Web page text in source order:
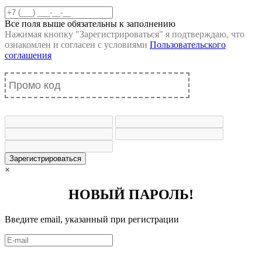
Все поля выше обязательны к заполнению
Нажимая кнопку "Зарегистрироваться" я подтверждаю, что
ознакомлен и согласен с условиями Пользовательского
соглашения
Зарегистрироваться
×
НОВЫЙ ПАРОЛЬ!
Введите email, указанный при регистрации